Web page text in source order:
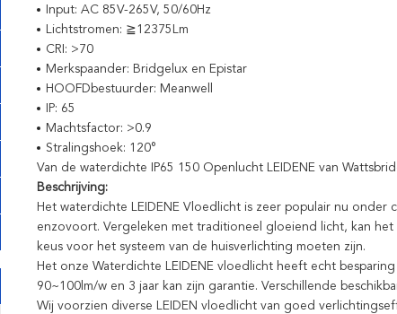
Input: AC 85V-265V, 50/60Hz
Lichtstromen: ≧12375Lm
CRI: >70
Merkspaander: Bridgelux en Epistar
HOOFDbestuurder: Meanwell
IP: 65
Machtsfactor: >0.9
Stralingshoek: 120°
Van de waterdichte IP65 150 Openlucht LEIDENE van
Beschrijving:
Het waterdichte LEIDENE Vloedlicht is zeer populair nu
enzovoort. Vergeleken met traditioneel gloeiend licht, kan
keus voor het systeem van de huisverlichting moeten zijn.
Het onze Waterdichte LEIDENE vloedlicht heeft echt
90~100lm/w en 3 jaar kan zijn garantie. Verschillende
Wij voorzien diverse LEIDEN vloedlicht van goed